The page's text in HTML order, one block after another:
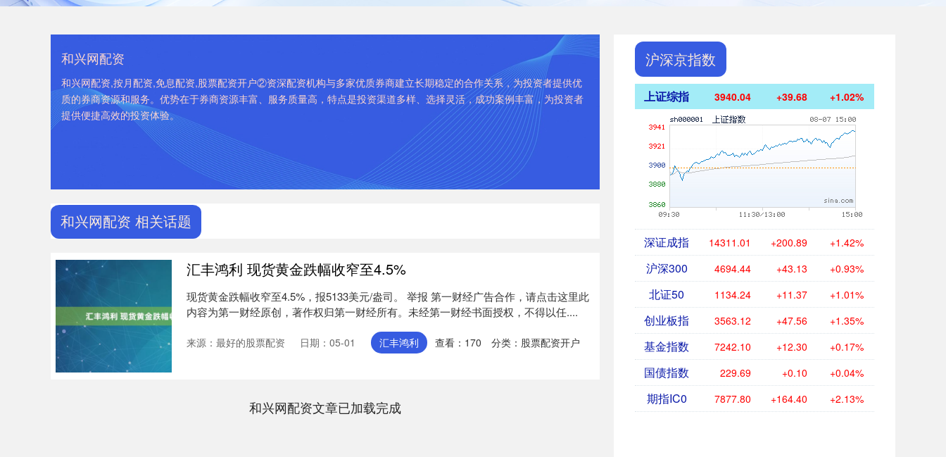
和兴网配资
和兴网配资,按月配资,免息配资,股票配资开户②资深配资机构与多家优质券商建立长期稳定的合作关系，为投资者提供优
质的券商资源和服务。优势在于券商资源丰富、服务质量高，特点是投资渠道多样、选择灵活，成功案例丰富，为投资者
提供便捷高效的投资体验。
和兴网配资 相关话题
汇丰鸿利 现货黄金跌幅收窄至4.5%
现货黄金跌幅收窄至4.5%，报5133美元/盎司。 举报 第一财经广告合作，请点击这里此
内容为第一财经原创，著作权归第一财经所有。未经第一财经书面授权，不得以任....
来源：最好的股票配资 日期：05-01 汇丰鸿利 查看： 170 分类： 股票配资开户
和兴网配资文章已加载完成
沪深京指数
上证综指 3940.04 +39.68 +1.02%
深证成指 14311.01 +200.89 +1.42%
沪深300 4694.44 +43.13 +0.93%
北证50 1134.24 +11.37 +1.01%
创业板指 3563.12 +47.56 +1.35%
基金指数 7242.10 +12.30 +0.17%
国债指数 229.69 +0.10 +0.04%
期指IC0 7877.80 +164.40 +2.13%